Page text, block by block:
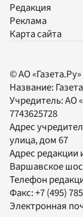
Редакция
Реклама
Карта сайта
© АО
Название:
Учредитель:АО
7743625728
Адрес
улица, дом 67
Адрес редакции
Варшавское
Телефон
Факс:+7 (495)
Электронная